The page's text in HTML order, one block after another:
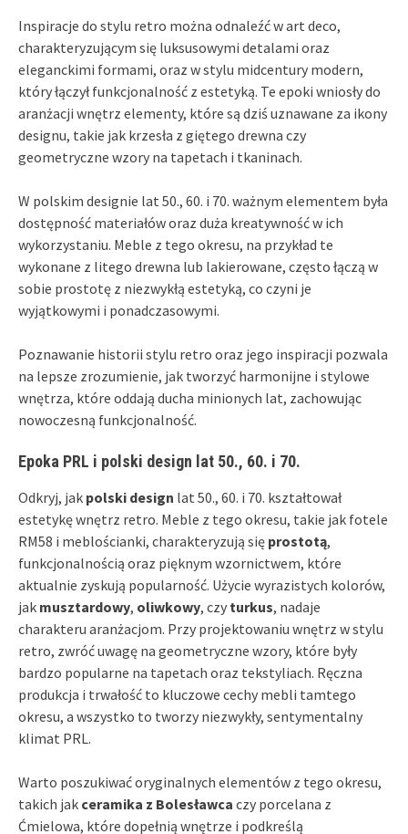
Inspiracje do stylu retro można odnaleźć w art deco,
charakteryzującym się luksusowymi detalami oraz
eleganckimi formami, oraz w stylu midcentury modern,
który łączył funkcjonalność z estetyką. Te epoki wniosły do
aranżacji wnętrz elementy, które są dziś uznawane za ikony
designu, takie jak krzesła z giętego drewna czy
geometryczne wzory na tapetach i tkaninach.
W polskim designie lat 50., 60. i 70. ważnym elementem była
dostępność materiałów oraz duża kreatywność w ich
wykorzystaniu. Meble z tego okresu, na przykład te
wykonane z litego drewna lub lakierowane, często łączą w
sobie prostotę z niezwykłą estetyką, co czyni je
wyjątkowymi i ponadczasowymi.
Poznawanie historii stylu retro oraz jego inspiracji pozwala
na lepsze zrozumienie, jak tworzyć harmonijne i stylowe
wnętrza, które oddają ducha minionych lat, zachowując
nowoczesną funkcjonalność.
Epoka PRL i polski design lat 50., 60. i 70.
Odkryj, jak polski design lat 50., 60. i 70. kształtował
estetykę wnętrz retro. Meble z tego okresu, takie jak fotele
RM58 i meblościanki, charakteryzują się prostotą,
funkcjonalnością oraz pięknym wzornictwem, które
aktualnie zyskują popularność. Użycie wyrazistych kolorów,
jak musztardowy, oliwkowy, czy turkus, nadaje
charakteru aranżacjom. Przy projektowaniu wnętrz w stylu
retro, zwróć uwagę na geometryczne wzory, które były
bardzo popularne na tapetach oraz tekstyliach. Ręczna
produkcja i trwałość to kluczowe cechy mebli tamtego
okresu, a wszystko to tworzy niezwykły, sentymentalny
klimat PRL.
Warto poszukiwać oryginalnych elementów z tego okresu,
takich jak ceramika z Bolesławca czy porcelana z
Ćmielowa, które dopełnią wnętrze i podkreślą